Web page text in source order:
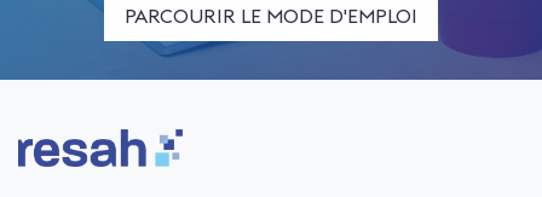
PARCOURIR LE MODE D'EMPLOI
Logo Resah